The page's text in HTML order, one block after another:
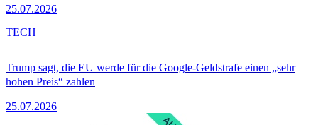
25.07.2026
Trump sagt, die EU werde für die Google-Geldstrafe einen „sehr
hohen Preis“ zahlen
25.07.2026
TECH